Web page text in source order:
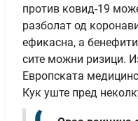
против ковид-19
разболат од
ефикасна, а
сите можни ризици.
Европската
Кук уште пред